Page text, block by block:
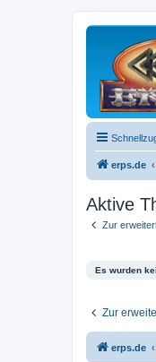
erps.de
Aktive
Zur
Es wurden
Zur
erps.de